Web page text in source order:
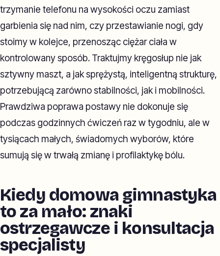
trzymanie telefonu na wysokości oczu zamiast
garbienia się nad nim, czy przestawianie nogi, gdy
stoimy w kolejce, przenosząc ciężar ciała w
kontrolowany sposób. Traktujmy kręgosłup nie jak
sztywny maszt, a jak sprężystą, inteligentną strukturę,
potrzebującą zarówno stabilności, jak i mobilności.
Prawdziwa poprawa postawy nie dokonuje się
podczas godzinnych ćwiczeń raz w tygodniu, ale w
tysiącach małych, świadomych wyborów, które
sumują się w trwałą zmianę i profilaktykę bólu.
Kiedy domowa gimnastyka
to za mało: znaki
ostrzegawcze i konsultacja
specjalisty